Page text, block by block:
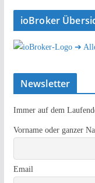
ioBroker
➔
Newsletter
Immer auf dem
Vorname oder ganzer
Email